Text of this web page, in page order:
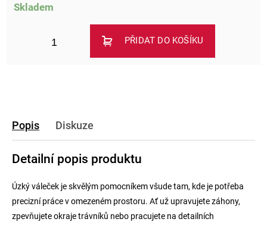
Skladem
PŘIDAT DO KOŠÍKU
Popis Diskuze
Detailní popis produktu
Úzký váleček je skvělým pomocníkem všude tam, kde je potřeba
precizní práce v omezeném prostoru. Ať už upravujete záhony,
zpevňujete okraje trávníků nebo pracujete na detailních